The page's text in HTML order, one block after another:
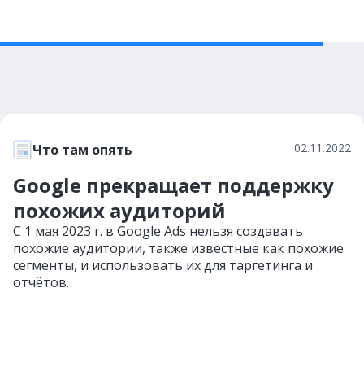
Что там опять 02.11.2022
Google прекращает поддержку
похожих аудиторий
С 1 мая 2023 г. в Google Ads нельзя создавать
похожие аудитории, также известные как похожие
сегменты, и использовать их для таргетинга и
отчётов.